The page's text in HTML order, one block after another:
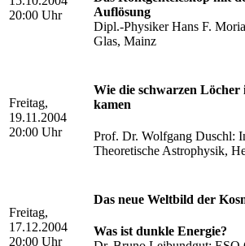
20:00 Uhr
Auflösung
Dipl.-Physiker Hans F.
Glas, Mainz
Freitag,
19.11.2004
20:00 Uhr
Wie die schwarzen Löcher
kamen
Prof. Dr. Wolfgang Duschl:
Theoretische Astrophysik,
Freitag,
17.12.2004
20:00 Uhr
Das neue Weltbild der
Was ist dunkle Energie?